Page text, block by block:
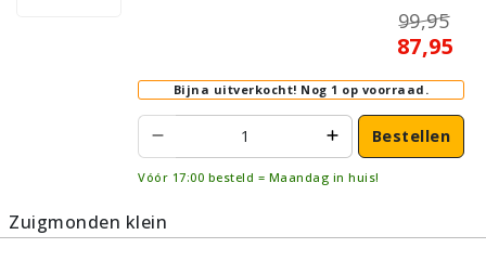
99,95
87,95
Bijna uitverkocht! Nog 1 op voorraad.
Bestellen
Vóór 17:00 besteld = Maandag in huis!
Zuigmonden klein